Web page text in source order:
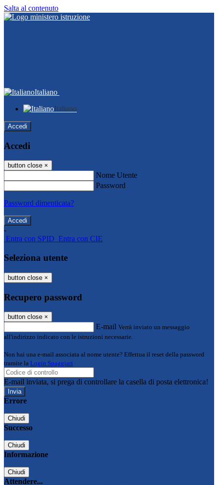
Salta al contenuto
Italiano
Italiano
Accedi
Accedi
button close ×
Nome Utente
Password
Password dimenticata?
-
Entra con SPID Entra con CIE
Seleziona utente
button close ×
Recupero password
button close ×
E-mail Verrà inviato un messaggio
all'indirizzo indicato con le istruzioni necessarie.
Non hai una e-mail associata al nome utente? Effettua il reset della password
tramite la Login Spaggiari
E-mail inviata, si prega di controllare la casella di posta elettronica!
Errore
Chiudi
Successo
Chiudi
Informazione
Chiudi
Attendere...